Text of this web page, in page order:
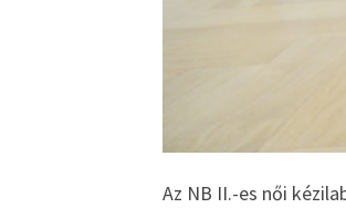
Az NB II.-es női